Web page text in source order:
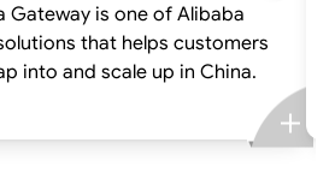
Gateway is one of Alibaba
that helps customers
into and scale up in China.